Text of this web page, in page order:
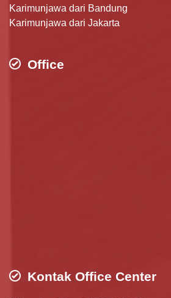
Karimunjawa dari Bandung
Karimunjawa dari Jakarta
Office
Kontak Office Center